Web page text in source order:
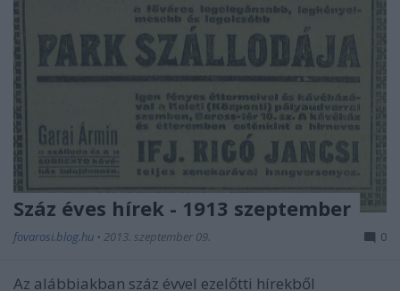
Száz éves hírek - 1913 szeptember
fovarosi.blog.hu • 2013. szeptember 09. 0
Az alábbiakban száz évvel ezelőtti hírekből